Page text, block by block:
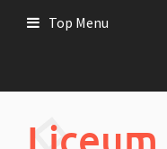
Top Menu